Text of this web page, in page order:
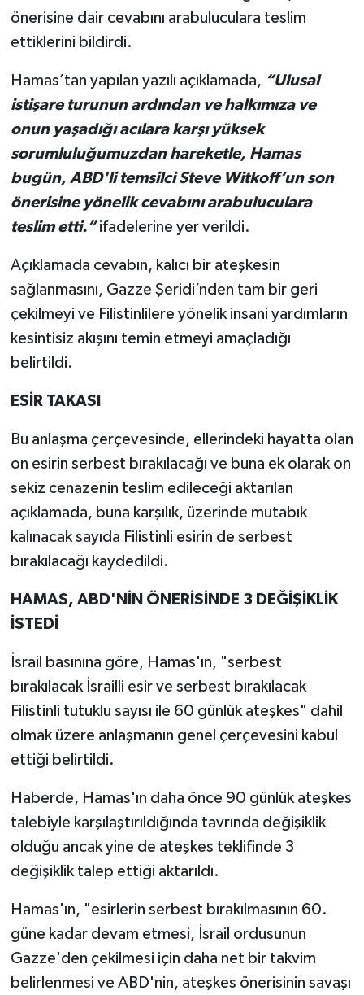
önerisine dair cevabını arabuluculara teslim
ettiklerini bildirdi.
Hamas’tan yapılan yazılı açıklamada, “Ulusal
istişare turunun ardından ve halkımıza ve
onun yaşadığı acılara karşı yüksek
sorumluluğumuzdan hareketle, Hamas
bugün, ABD'li temsilci Steve Witkoff’un son
önerisine yönelik cevabını arabuluculara
teslim etti.”ifadelerine yer verildi.
Açıklamada cevabın, kalıcı bir ateşkesin
sağlanmasını, Gazze Şeridi’nden tam bir geri
çekilmeyi ve Filistinlilere yönelik insani yardımların
kesintisiz akışını temin etmeyi amaçladığı
belirtildi.
ESİR TAKASI
Bu anlaşma çerçevesinde, ellerindeki hayatta olan
on esirin serbest bırakılacağı ve buna ek olarak on
sekiz cenazenin teslim edileceği aktarılan
açıklamada, buna karşılık, üzerinde mutabık
kalınacak sayıda Filistinli esirin de serbest
bırakılacağı kaydedildi.
HAMAS, ABD'NİN ÖNERİSİNDE 3 DEĞİŞİKLİK
İSTEDİ
İsrail basınına göre, Hamas'ın, "serbest
bırakılacak İsrailli esir ve serbest bırakılacak
Filistinli tutuklu sayısı ile 60 günlük ateşkes" dahil
olmak üzere anlaşmanın genel çerçevesini kabul
ettiği belirtildi.
Haberde, Hamas'ın daha önce 90 günlük ateşkes
talebiyle karşılaştırıldığında tavrında değişiklik
olduğu ancak yine de ateşkes teklifinde 3
değişiklik talep ettiği aktarıldı.
Hamas'ın, "esirlerin serbest bırakılmasının 60.
güne kadar devam etmesi, İsrail ordusunun
Gazze'den çekilmesi için daha net bir takvim
belirlenmesi ve ABD'nin, ateşkes önerisinin savaşı